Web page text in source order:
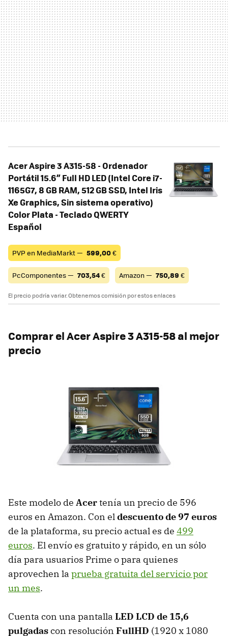
Acer Aspire 3 A315-58 - Ordenador
Portátil 15.6” Full HD LED (Intel Core i7-
1165G7, 8 GB RAM, 512 GB SSD, Intel Iris
Xe Graphics, Sin sistema operativo)
Color Plata - Teclado QWERTY
Español
PVP en MediaMarkt — 599,00€
PcComponentes — 703,54€ Amazon — 750,89 €
El precio podría variar. Obtenemos comisión por estos enlaces
Comprar el Acer Aspire 3 A315-58 al mejor
precio
Este modelo de Acertenía un precio de 596
euros en Amazon. Con eldescuento de 97 euros
de la plataforma, su precio actual es de 499
euros. El envío es gratuito y rápido, en un sólo
día para usuarios Prime o para quienes
aprovechen la prueba gratuita del servicio por
un mes.
Cuenta con una pantalla LED LCD de 15,6
pulgadascon resolución FullHD (1920 x 1080